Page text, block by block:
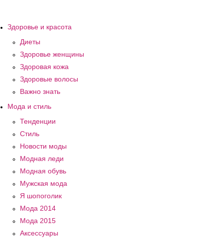
Здоровье и красота
Диеты
Здоровье женщины
Здоровая кожа
Здоровые волосы
Важно знать
Мода и стиль
Тенденции
Стиль
Новости моды
Модная леди
Модная обувь
Мужская мода
Я шопоголик
Мода 2014
Мода 2015
Аксессуары